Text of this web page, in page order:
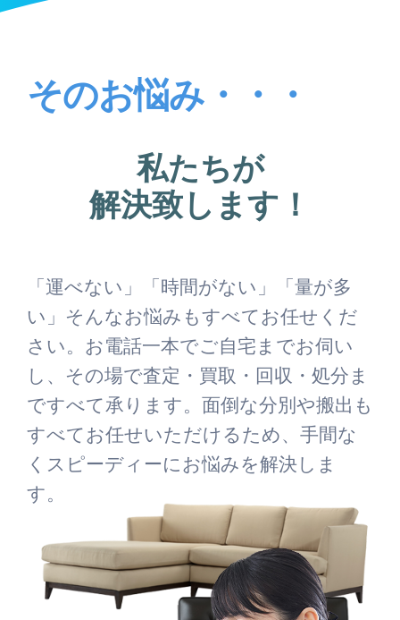
そのお悩み・・・
私たちが
解決致します！
「運べない」「時間がない」「量が多
い」そんなお悩みもすべてお任せくだ
さい。お電話一本でご自宅までお伺い
し、その場で査定・買取・回収・処分ま
ですべて承ります。面倒な分別や搬出も
すべてお任せいただけるため、手間な
くスピーディーにお悩みを解決しま
す。